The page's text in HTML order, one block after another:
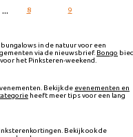
... 8 9
in de natuur voor een
via de nieuwsbrief. Bongo
het Pinksteren-weekend.
Bekijk de evenementen en
heeft meer tips voor een lang
Bekijk ook de